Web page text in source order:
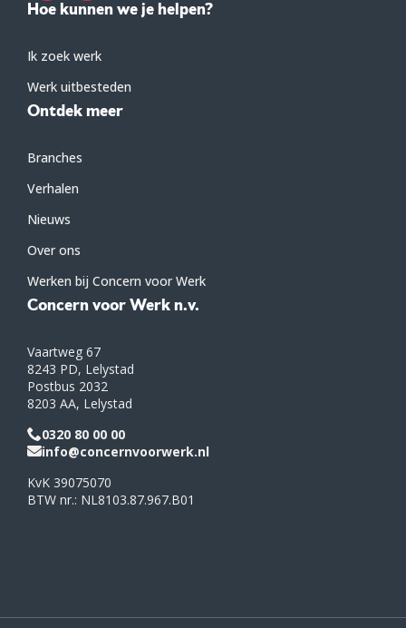
Hoe kunnen we je helpen?
Ik zoek werk
Werk uitbesteden
Ontdek meer
Branches
Verhalen
Nieuws
Over ons
Werken bij Concern voor Werk
Concern voor Werk n.v.
Vaartweg 67
8243 PD, Lelystad
Postbus 2032
8203 AA, Lelystad
0320 80 00 00
info@concernvoorwerk.nl
KvK 39075070
BTW nr.: NL8103.87.967.B01